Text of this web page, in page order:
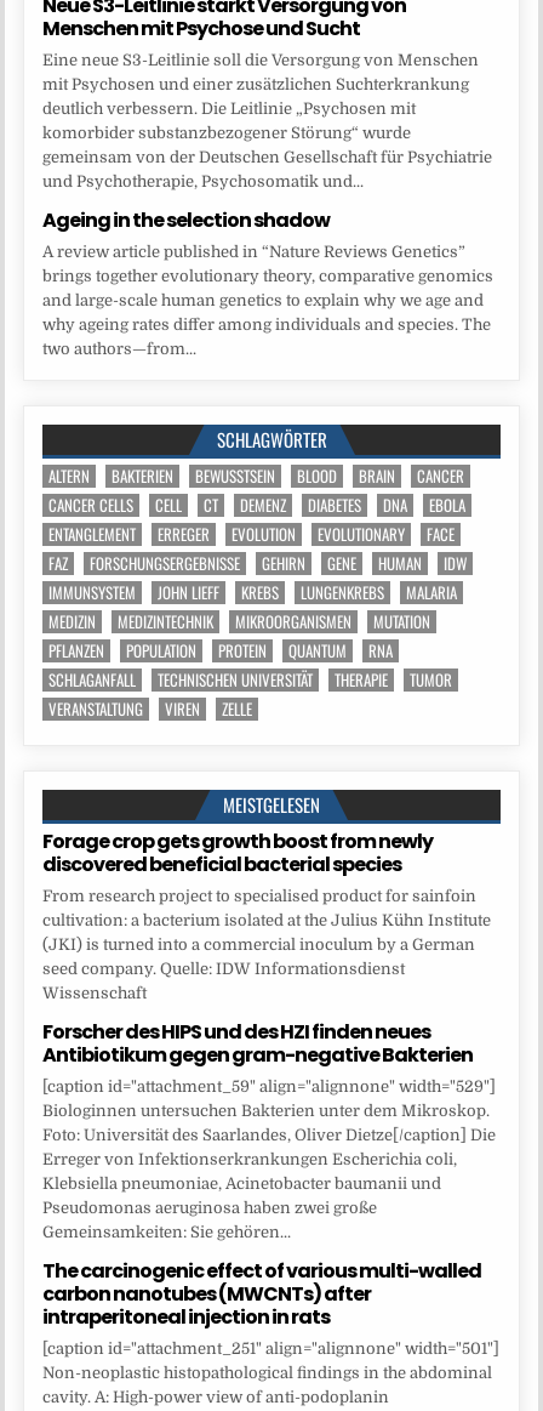
Neue S3-Leitlinie stärkt Versorgung von
Menschen mit Psychose und Sucht
Eine neue S3-Leitlinie soll die Versorgung von Menschen
mit Psychosen und einer zusätzlichen Suchterkrankung
deutlich verbessern. Die Leitlinie „Psychosen mit
komorbider substanzbezogener Störung“ wurde
gemeinsam von der Deutschen Gesellschaft für Psychiatrie
und Psychotherapie, Psychosomatik und...
Ageing in the selection shadow
A review article published in “Nature Reviews Genetics”
brings together evolutionary theory, comparative genomics
and large-scale human genetics to explain why we age and
why ageing rates differ among individuals and species. The
two authors—from...
SCHLAGWÖRTER
ALTERN BAKTERIEN BEWUSSTSEIN BLOOD BRAIN
CANCER
CANCER CELLS
CELL CT DEMENZ DIABETES DNA
EBOLA
ENTANGLEMENT
ERREGER EVOLUTION EVOLUTIONARY
FACE
FAZ
FORSCHUNGSERGEBNISSE GEHIRN GENE HUMAN
IDW
IMMUNSYSTEM
JOHN LIEFF KREBS LUNGENKREBS
MALARIA
MEDIZIN
MEDIZINTECHNIK MIKROORGANISMEN
MUTATION
PFLANZEN
POPULATION PROTEIN QUANTUM
RNA
SCHLAGANFALL
TECHNISCHEN UNIVERSITÄT THERAPIE
TUMOR
VERANSTALTUNG
VIREN ZELLE
MEISTGELESEN
Forage crop gets growth boost from newly
discovered beneficial bacterial species
From research project to specialised product for sainfoin
cultivation: a bacterium isolated at the Julius Kühn Institute
(JKI) is turned into a commercial inoculum by a German
seed company. Quelle: IDW Informationsdienst
Wissenschaft
Forscher des HIPS und des HZI finden neues
Antibiotikum gegen gram-negative Bakterien
[caption id="attachment_59" align="alignnone" width="529"]
Biologinnen untersuchen Bakterien unter dem Mikroskop.
Foto: Universität des Saarlandes, Oliver Dietze[/caption] Die
Erreger von Infektionserkrankungen Escherichia coli,
Klebsiella pneumoniae, Acinetobacter baumanii und
Pseudomonas aeruginosa haben zwei große
Gemeinsamkeiten: Sie gehören...
The carcinogenic effect of various multi-walled
carbon nanotubes (MWCNTs) after
intraperitoneal injection in rats
[caption id="attachment_251" align="alignnone" width="501"]
Non-neoplastic histopathological findings in the abdominal
cavity. A: High-power view of anti-podoplanin